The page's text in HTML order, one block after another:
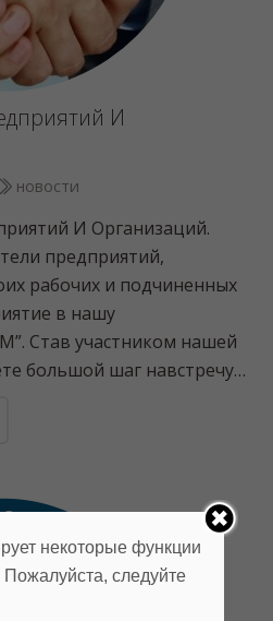
И
новости
И Организаций.
предприятий,
рабочих и подчиненных
в нашу
Став участником нашей
большой шаг навстречу…
некоторые функции
Пожалуйста, следуйте